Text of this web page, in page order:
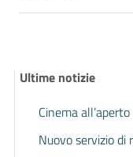
Ultime notizie
Cinema all’aperto
Nuovo servizio